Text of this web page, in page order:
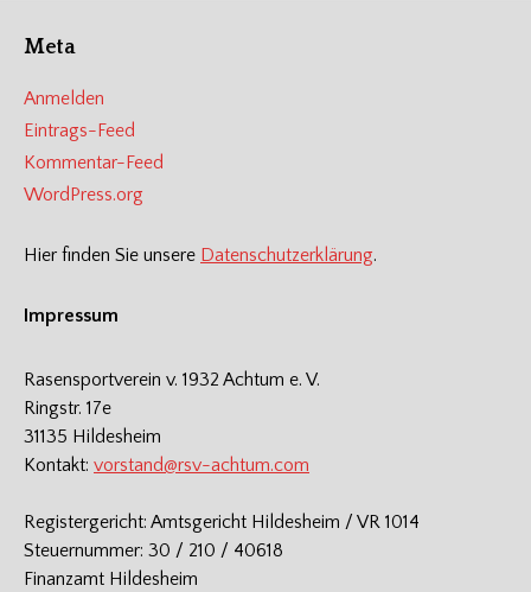
Meta
Anmelden
Eintrags-Feed
Kommentar-Feed
WordPress.org
Hier finden Sie unsere Datenschutzerklärung.
Impressum
Rasensportverein v. 1932 Achtum e. V.
Ringstr. 17e
31135 Hildesheim
Kontakt: vorstand@rsv-achtum.com
Registergericht: Amtsgericht Hildesheim / VR 1014
Steuernummer: 30 / 210 / 40618
Finanzamt Hildesheim